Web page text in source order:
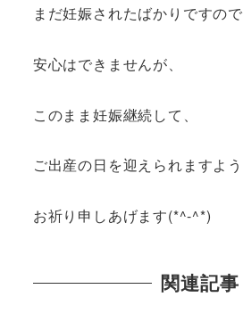
まだ妊娠されたばかりですので
安心はできませんが、
このまま妊娠継続して、
ご出産の日を迎えられますよう
お祈り申しあげます(*^-^*)
関連記事